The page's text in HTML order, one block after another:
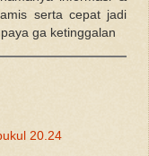
serta cepat jadi
ga ketinggalan
20.24